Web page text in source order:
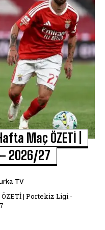
Maç ÖZETİ |
2026/27
TV
ÖZETİ | Portekiz Ligi -